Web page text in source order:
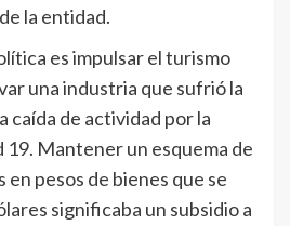
la entidad.
es impulsar el turismo
una industria que sufrió la
caída de actividad por la
19. Mantener un esquema de
en pesos de bienes que se
significaba un subsidio a